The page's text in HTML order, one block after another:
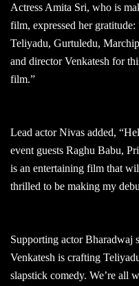
Actress Amita Sri, who is
film, expressed her
Teliyadu, Gurtuledu,
and director Venkatesh for
film.”
Lead actor Nivas added,
event guests Raghu Babu,
is an entertaining film that
thrilled to be making my
Supporting actor Bharadwaj
Venkatesh is crafting
slapstick comedy. We’re all